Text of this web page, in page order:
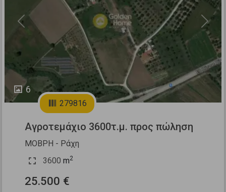
6
Previous Next
279816
Αγροτεμάχιο 3600τ.μ. προς πώληση
ΜΟΒΡΗ - Ράχη
3600 m2
25.500 €